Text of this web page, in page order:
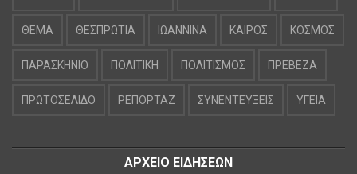
ΘΕΜΑ ΘΕΣΠΡΩΤΙΑ ΙΩΑΝΝΙΝΑ ΚΑΙΡΟΣ ΚΟΣΜΟΣ
ΠΑΡΑΣΚΗΝΙΟ ΠΟΛΙΤΙΚΗ ΠΟΛΙΤΙΣΜΟΣ ΠΡΕΒΕΖΑ
ΠΡΩΤΟΣΕΛΙΔΟ ΡΕΠΟΡΤΑΖ ΣΥΝΕΝΤΕΥΞΕΙΣ ΥΓΕΙΑ
ΑΡΧΕΙΟ ΕΙΔΗΣΕΩΝ